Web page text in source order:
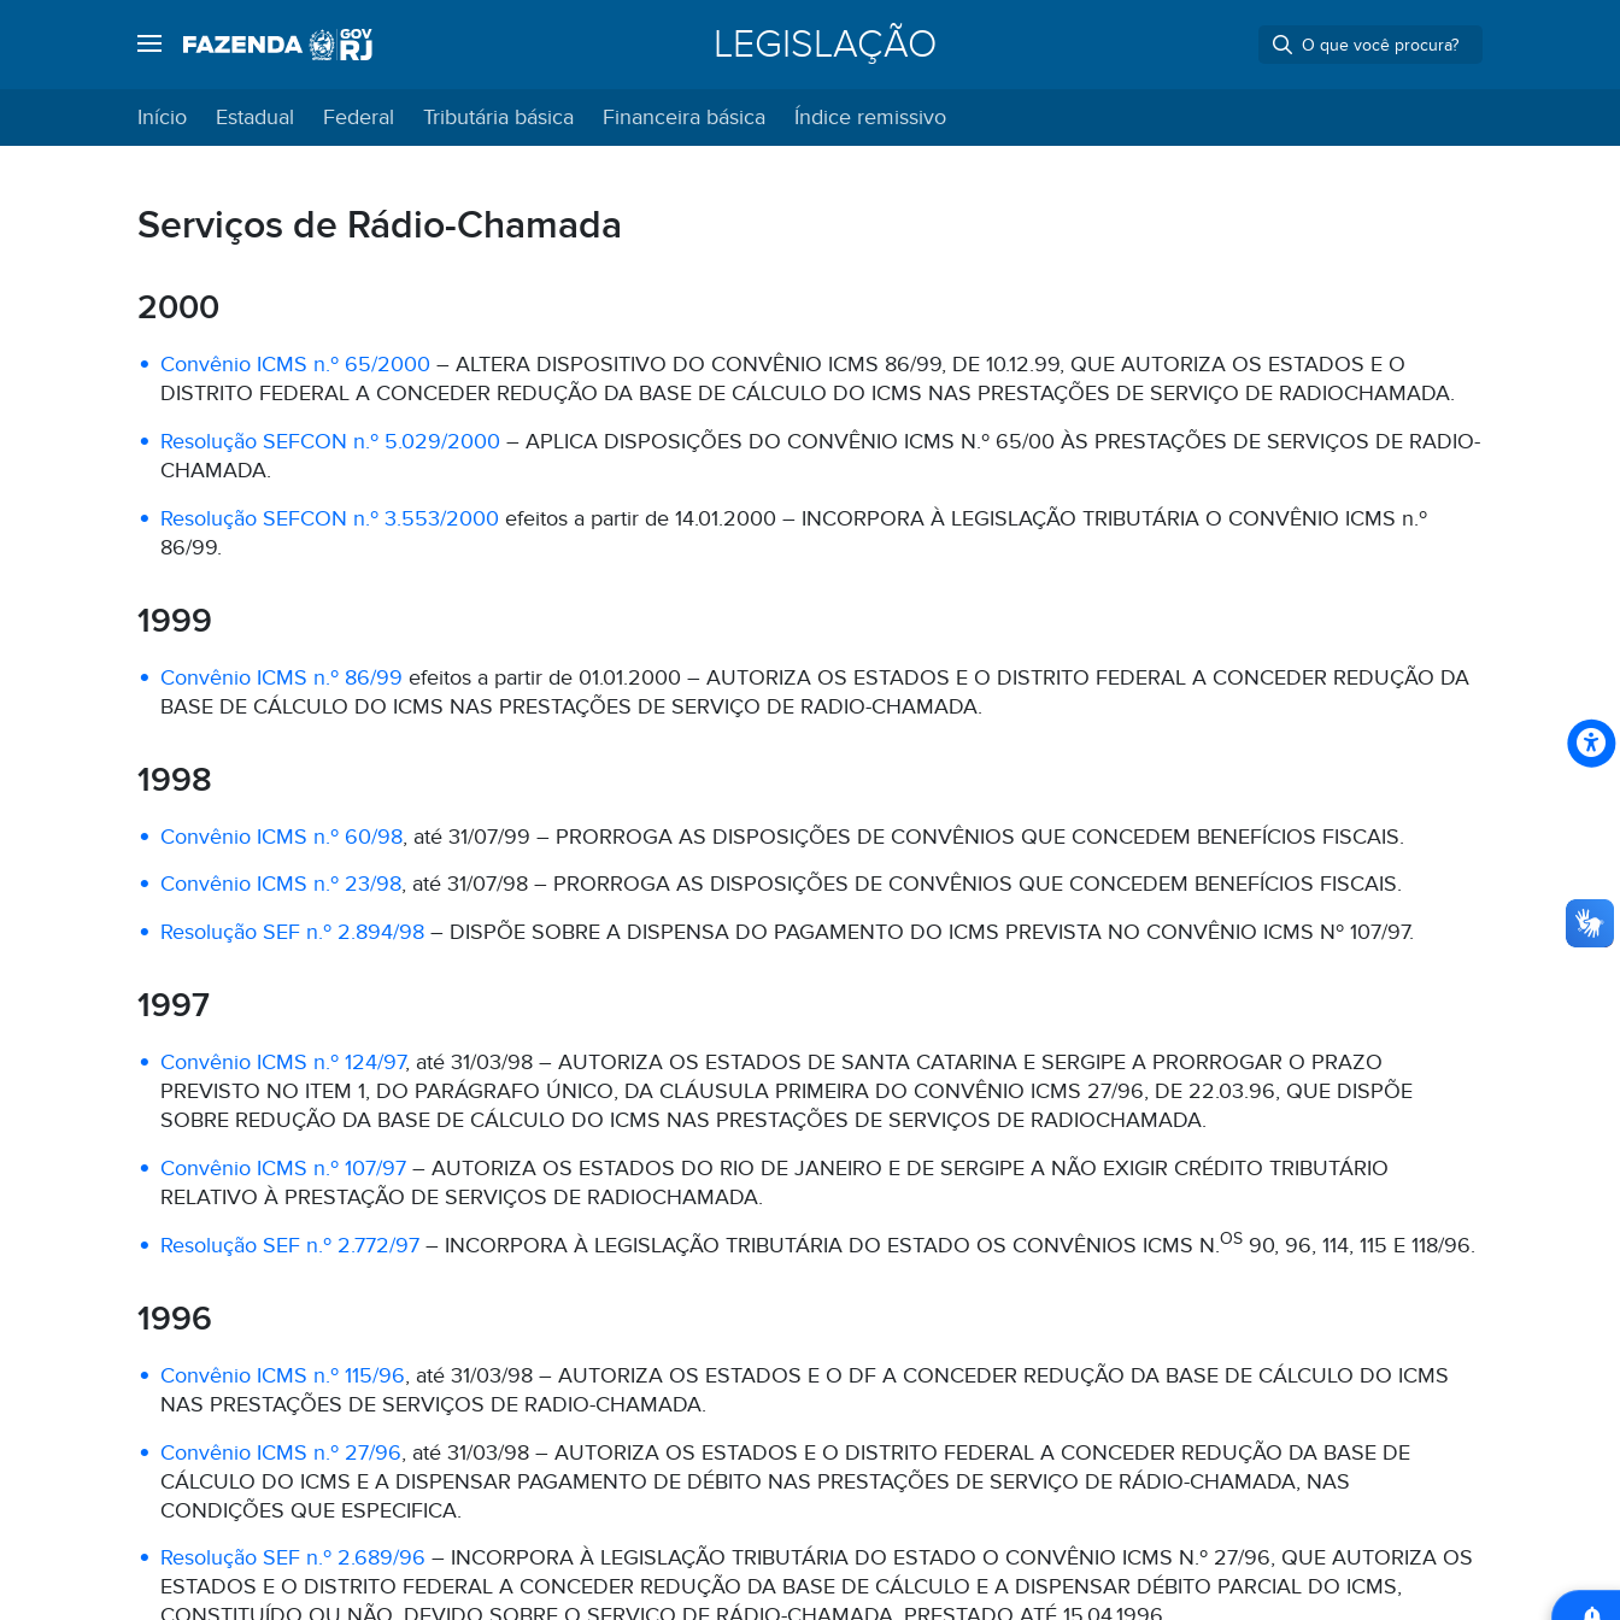
LEGISLAÇÃO
Início Estadual Federal Tributária básica Financeira básica Índice remissivo
Serviços de Rádio-Chamada
2000
Convênio ICMS n.º 65/2000 – ALTERA DISPOSITIVO DO CONVÊNIO ICMS 86/99, DE 10.12.99, QUE AUTORIZA OS ESTADOS E O
DISTRITO FEDERAL A CONCEDER REDUÇÃO DA BASE DE CÁLCULO DO ICMS NAS PRESTAÇÕES DE SERVIÇO DE RADIOCHAMADA.
Resolução SEFCON n.º 5.029/2000 – APLICA DISPOSIÇÕES DO CONVÊNIO ICMS N.º 65/00 ÀS PRESTAÇÕES DE SERVIÇOS DE RADIO-
CHAMADA.
Resolução SEFCON n.º 3.553/2000 efeitos a partir de 14.01.2000 – INCORPORA À LEGISLAÇÃO TRIBUTÁRIA O CONVÊNIO ICMS n.º
86/99.
1999
Convênio ICMS n.º 86/99 efeitos a partir de 01.01.2000 – AUTORIZA OS ESTADOS E O DISTRITO FEDERAL A CONCEDER REDUÇÃO DA
BASE DE CÁLCULO DO ICMS NAS PRESTAÇÕES DE SERVIÇO DE RADIO-CHAMADA.
1998
Convênio ICMS n.º 60/98, até 31/07/99 – PRORROGA AS DISPOSIÇÕES DE CONVÊNIOS QUE CONCEDEM BENEFÍCIOS FISCAIS.
Convênio ICMS n.º 23/98, até 31/07/98 – PRORROGA AS DISPOSIÇÕES DE CONVÊNIOS QUE CONCEDEM BENEFÍCIOS FISCAIS.
Resolução SEF n.º 2.894/98 – DISPÕE SOBRE A DISPENSA DO PAGAMENTO DO ICMS PREVISTA NO CONVÊNIO ICMS Nº 107/97.
1997
Convênio ICMS n.º 124/97, até 31/03/98 – AUTORIZA OS ESTADOS DE SANTA CATARINA E SERGIPE A PRORROGAR O PRAZO
PREVISTO NO ITEM 1, DO PARÁGRAFO ÚNICO, DA CLÁUSULA PRIMEIRA DO CONVÊNIO ICMS 27/96, DE 22.03.96, QUE DISPÕE
SOBRE REDUÇÃO DA BASE DE CÁLCULO DO ICMS NAS PRESTAÇÕES DE SERVIÇOS DE RADIOCHAMADA.
Convênio ICMS n.º 107/97 – AUTORIZA OS ESTADOS DO RIO DE JANEIRO E DE SERGIPE A NÃO EXIGIR CRÉDITO TRIBUTÁRIO
RELATIVO À PRESTAÇÃO DE SERVIÇOS DE RADIOCHAMADA.
Resolução SEF n.º 2.772/97 – INCORPORA À LEGISLAÇÃO TRIBUTÁRIA DO ESTADO OS CONVÊNIOS ICMS N.OS 90, 96, 114, 115 E 118/96.
1996
Convênio ICMS n.º 115/96, até 31/03/98 – AUTORIZA OS ESTADOS E O DF A CONCEDER REDUÇÃO DA BASE DE CÁLCULO DO ICMS
NAS PRESTAÇÕES DE SERVIÇOS DE RADIO-CHAMADA.
Convênio ICMS n.º 27/96, até 31/03/98 – AUTORIZA OS ESTADOS E O DISTRITO FEDERAL A CONCEDER REDUÇÃO DA BASE DE
CÁLCULO DO ICMS E A DISPENSAR PAGAMENTO DE DÉBITO NAS PRESTAÇÕES DE SERVIÇO DE RÁDIO-CHAMADA, NAS
CONDIÇÕES QUE ESPECIFICA.
Resolução SEF n.º 2.689/96 – INCORPORA À LEGISLAÇÃO TRIBUTÁRIA DO ESTADO O CONVÊNIO ICMS N.º 27/96, QUE AUTORIZA OS
ESTADOS E O DISTRITO FEDERAL A CONCEDER REDUÇÃO DA BASE DE CÁLCULO E A DISPENSAR DÉBITO PARCIAL DO ICMS,